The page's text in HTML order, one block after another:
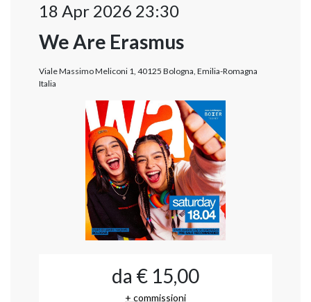
18 Apr 2026 23:30
We Are Erasmus
Viale Massimo Meliconi 1, 40125 Bologna, Emilia-Romagna
Italia
da € 15,00
+ commissioni